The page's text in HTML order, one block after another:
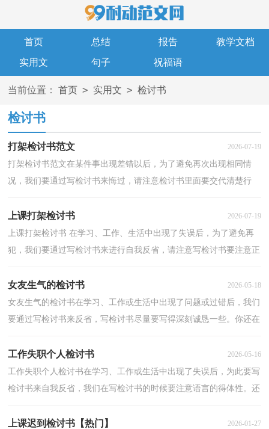
首页 总结 报告
教学文档
实用文
句子 祝福语
当前位置： 首页 > 实用文 > 检讨书
检讨书
打架检讨书范文 2026-07-19
打架检讨书范文在某件事出现差错以后，为了避免再次出现相同情
况，我们要通过写检讨书来悔过，请注意检讨书里面要交代清楚行
上课打架检讨书 2026-07-19
上课打架检讨书 在学习、工作、生活中出现了失误后，为了避免再
犯，我们要通过写检讨书来进行自我反省，请注意写检讨书要注意正
女友生气的检讨书 2026-05-18
女友生气的检讨书在学习、工作或生活中出现了问题或过错后，我们
要通过写检讨书来反省，写检讨书尽量要写得深刻诚恳一些。你还在
工作失职个人检讨书 2026-05-16
工作失职个人检讨书在学习、工作或生活中出现了失误后，为此要写
检讨书来自我反省，我们在写检讨书的时候要注意语言的得体性。还
上课迟到检讨书【热门】 2026-01-27